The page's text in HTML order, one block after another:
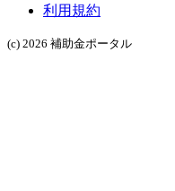
利用規約
(c) 2026 補助金ポータル